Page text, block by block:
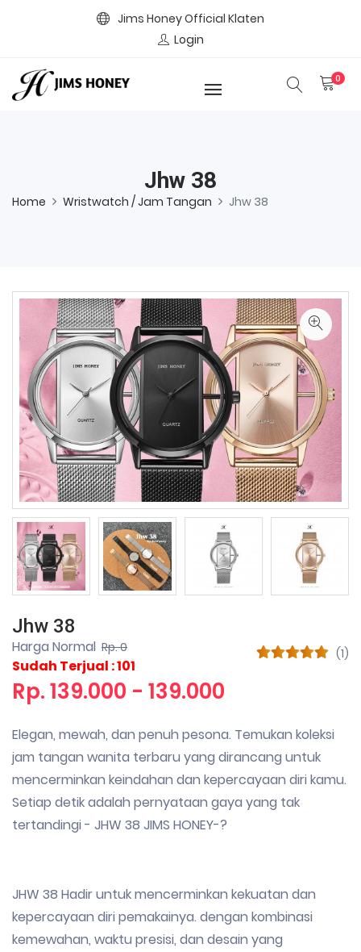
Jims Honey Official Klaten
Login
0
Jhw 38
Home Wristwatch / Jam Tangan Jhw 38
Jhw 38
Harga Normal Rp. 0
Sudah Terjual : 101
Rp. 139.000 - 139.000
(1)
Elegan, mewah, dan penuh pesona. Temukan koleksi
jam tangan wanita terbaru yang dirancang untuk
mencerminkan keindahan dan kepercayaan diri kamu.
Setiap detik adalah pernyataan gaya yang tak
tertandingi - JHW 38 JIMS HONEY-?
JHW 38 Hadir untuk mencerminkan kekuatan dan
kepercayaan diri pemakainya. dengan kombinasi
kemewahan, waktu presisi, dan desain yang